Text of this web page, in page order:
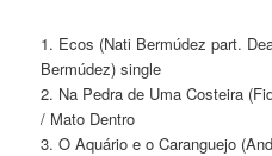
1. Ecos (Nati Bermúdez part.
Bermúdez) single
2. Na Pedra de Uma Costeira
/ Mato Dentro
3. O Aquário e o Caranguejo